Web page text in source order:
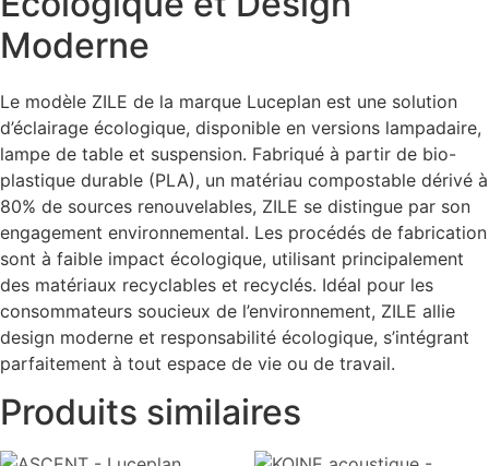
Moderne
Le modèle ZILE de la marque Luceplan est une solution
d’éclairage écologique, disponible en versions lampadaire,
lampe de table et suspension. Fabriqué à partir de bio-
plastique durable (PLA), un matériau compostable dérivé à
80% de sources renouvelables, ZILE se distingue par son
engagement environnemental. Les procédés de fabrication
sont à faible impact écologique, utilisant principalement
des matériaux recyclables et recyclés. Idéal pour les
consommateurs soucieux de l’environnement, ZILE allie
design moderne et responsabilité écologique, s’intégrant
parfaitement à tout espace de vie ou de travail.
Produits similaires